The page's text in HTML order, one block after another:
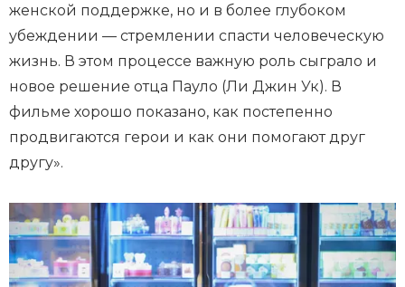
женской поддержке, но и в более глубоком
убеждении — стремлении спасти человеческую
жизнь. В этом процессе важную роль сыграло и
новое решение отца Пауло (Ли Джин Ук). В
фильме хорошо показано, как постепенно
продвигаются герои и как они помогают друг
другу».